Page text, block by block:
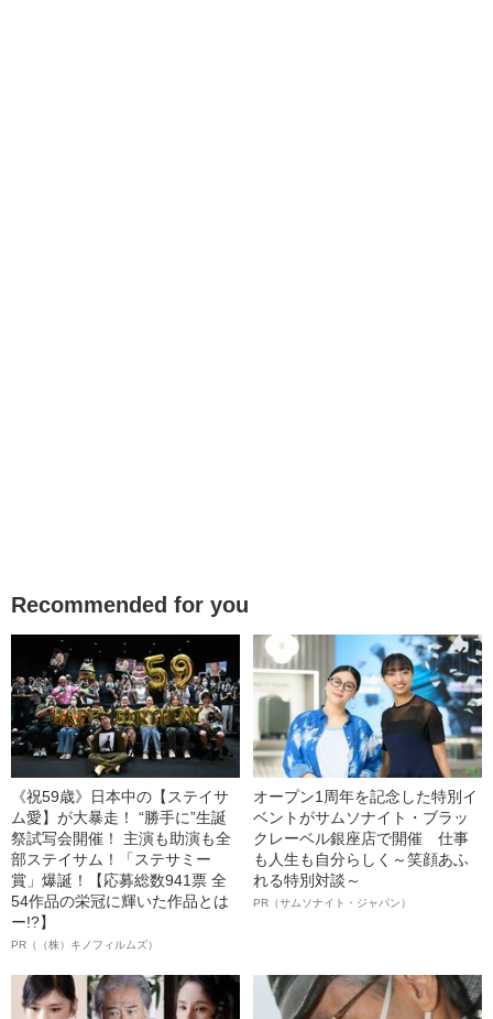
Recommended for you
《祝59歳》日本中の【ステイサ
ム愛】が大暴走！ “勝手に”生誕
祭試写会開催！ 主演も助演も全
部ステイサム！「ステサミー
賞」爆誕！【応募総数941票 全
54作品の栄冠に輝いた作品とは
ー!?】
PR（（株）キノフィルムズ）
オープン1周年を記念した特別イ
ベントがサムソナイト・ブラッ
クレーベル銀座店で開催 仕事
も人生も自分らしく～笑顔あふ
れる特別対談～
PR（サムソナイト・ジャパン）